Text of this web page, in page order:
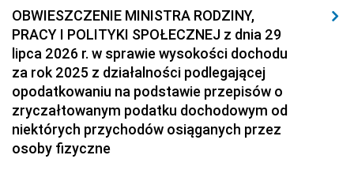
OBWIESZCZENIE MINISTRA RODZINY,
PRACY I POLITYKI SPOŁECZNEJ z dnia 29
lipca 2026 r. w sprawie wysokości dochodu
za rok 2025 z działalności podlegającej
opodatkowaniu na podstawie przepisów o
zryczałtowanym podatku dochodowym od
niektórych przychodów osiąganych przez
osoby fizyczne